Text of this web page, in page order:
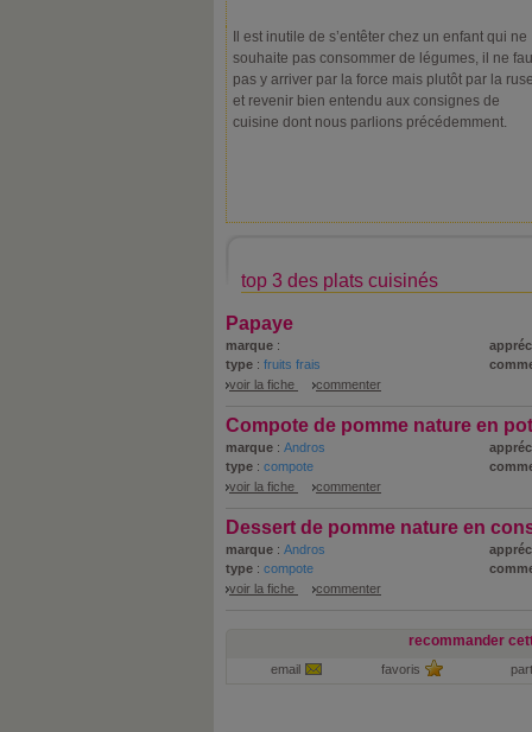
Il est inutile de s’entêter chez un enfant qui ne
souhaite pas consommer de légumes, il ne
pas y arriver par la force mais plutôt par la
et revenir bien entendu aux consignes de
cuisine dont nous parlions précédemment.
top 3 des plats cuisinés
Papaye
marque :
type : fruits frais
voir la fiche
commenter
Compote de pomme nature en pot
marque : Andros
type : compote
voir la fiche
commenter
Dessert de pomme nature en
marque : Andros
type : compote
voir la fiche
commenter
recommander
email favoris